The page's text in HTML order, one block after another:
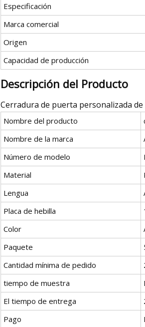
Especificación
Marca comercial
Origen
Capacidad de producción
Descripción del Producto
Cerradura de puerta personalizada
Nombre del producto
Nombre de la marca
Número de modelo
Material
Lengua
Placa de hebilla
Color
Paquete
Cantidad mínima de pedido
tiempo de muestra
El tiempo de entrega
Pago